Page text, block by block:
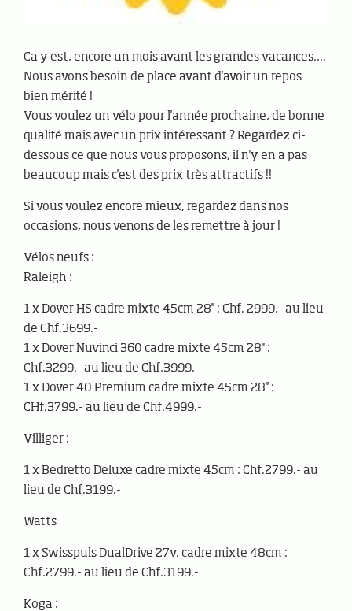
Ca y est, encore un mois avant les grandes vacances....
Nous avons besoin de place avant d'avoir un repos
bien mérité !
Vous voulez un vélo pour l'année prochaine, de bonne
qualité mais avec un prix intéressant ? Regardez ci-
dessous ce que nous vous proposons, il n'y en a pas
beaucoup mais c'est des prix très attractifs !!
Si vous voulez encore mieux, regardez dans nos
occasions, nous venons de les remettre à jour !
Vélos neufs :
Raleigh :
1 x Dover HS cadre mixte 45cm 28'' : Chf. 2999.- au lieu
de Chf.3699.-
1 x Dover Nuvinci 360 cadre mixte 45cm 28'' :
Chf.3299.- au lieu de Chf.3999.-
1 x Dover 40 Premium cadre mixte 45cm 28'' :
CHf.3799.- au lieu de Chf.4999.-
Villiger :
1 x Bedretto Deluxe cadre mixte 45cm : Chf.2799.- au
lieu de Chf.3199.-
Watts
1 x Swisspuls DualDrive 27v. cadre mixte 48cm :
Chf.2799.- au lieu de Chf.3199.-
Koga :